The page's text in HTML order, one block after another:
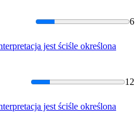
6
jest ściśle określona
12
jest ściśle określona